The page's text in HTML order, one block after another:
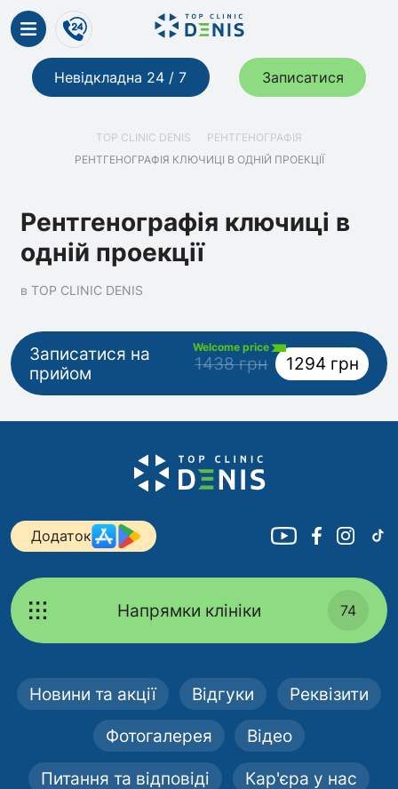
Невідкладна 24 / 7 Записатися
TOP CLINIC DENIS
РЕНТГЕНОГРАФІЯ
РЕНТГЕНОГРАФІЯ КЛЮЧИЦІ В ОДНІЙ ПРОЕКЦІЇ
Рентгенографія ключиці в
одній проекції
в TOP CLINIC DENIS
Записатися на
прийом
Welcome price
1438 грн 1294 грн
Додаток
Напрямки клініки 74
Новини та акції Відгуки Реквізити
Фотогалерея Відео
Питання та відповіді Кар'єра у нас